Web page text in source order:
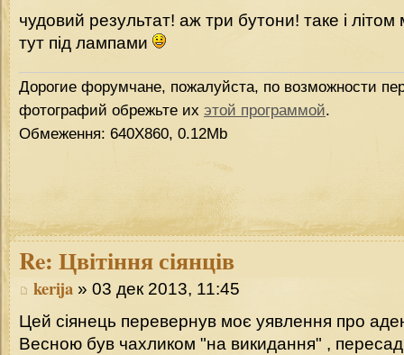
чудовий результат! аж три бутони! таке і
тут під лампами
Дорогие форумчане, пожалуйста, по возможности
фотографий обрежьте их этой программой.
Обмеження: 640Х860, 0.12Mb
Re: Цвітіння сіянців
kerija » 03 дек 2013, 11:45
Цей сіянець перевернув моє уявлення про
Весною був чахликом "на викидання" ,